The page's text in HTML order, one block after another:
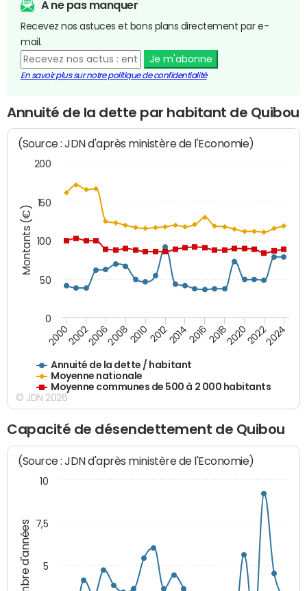
A ne pas manquer
Recevez nos astuces et bons plans directement par e-
mail.
Je m'abonne
En savoir plus sur notre politique de confidentialité
Annuité de la dette par habitant de Quibou
Montants (€)
(Source : JDN d'après ministère de l'Economie)
Annuité de la dette / habitant
Moyenne nationale
Moyenne communes de 500 à 2 000 habitants
200020022006200820102012201420162018202020222024
0
50
100
150
200
© JDN 2026
Capacité de désendettement de Quibou
Nombre d'années
(Source : JDN d'après ministère de l'Economie)
5
7,5
10